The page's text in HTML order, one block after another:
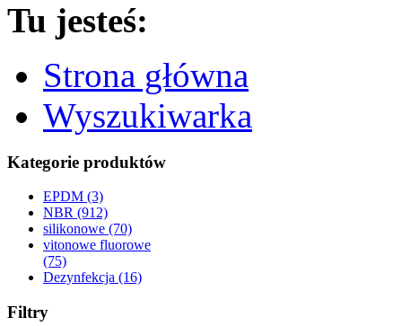
Tu jesteś:
Strona główna
Wyszukiwarka
Kategorie produktów
EPDM (3)
NBR (912)
silikonowe (70)
vitonowe fluorowe
(75)
Dezynfekcja (16)
Filtry